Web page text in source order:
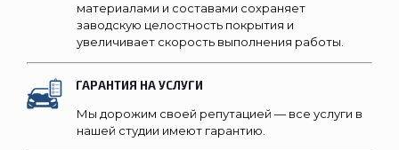
материалами и составами сохраняет
заводскую целостность покрытия и
увеличивает скорость выполнения работы.
ГАРАНТИЯ НА УСЛУГИ
Мы дорожим своей репутацией — все услуги в
нашей студии имеют гарантию.